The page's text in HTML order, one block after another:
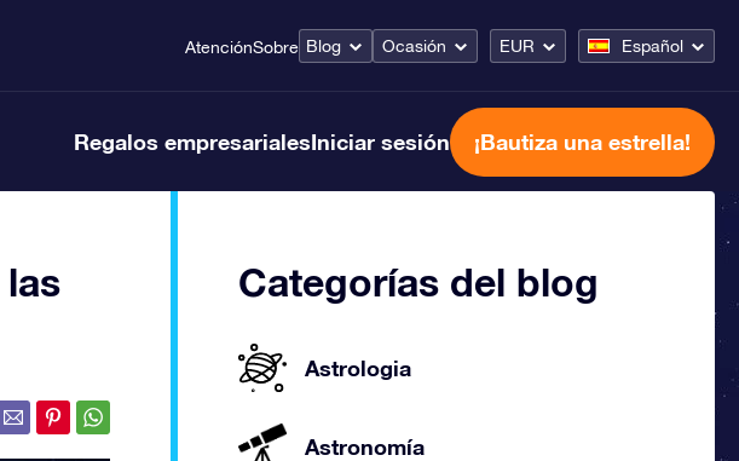
AtenciónSobre Blog Ocasión EUR Español
Regalos empresarialesIniciar sesión ¡Bautiza una estrella!
Categorías del blog
Astrologia
Astronomía